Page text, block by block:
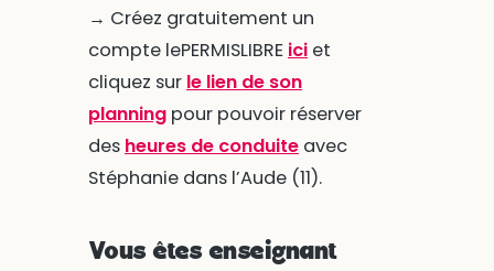
→ Créez gratuitement un
compte lePERMISLIBRE iciet
cliquez sur le lien de son
planningpour pouvoir réserver
des heures de conduiteavec
Stéphanie dans l’Aude (11).
Vous êtes enseignant